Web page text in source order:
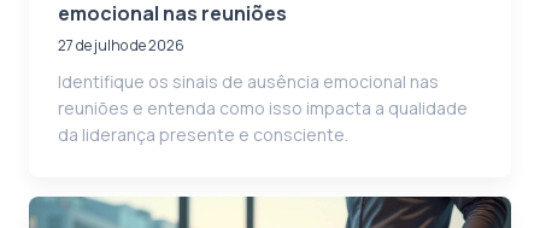
emocional nas reuniões
27 de julho de 2026
Identifique os sinais de ausência emocional nas
reuniões e entenda como isso impacta a qualidade
da liderança presente e consciente.